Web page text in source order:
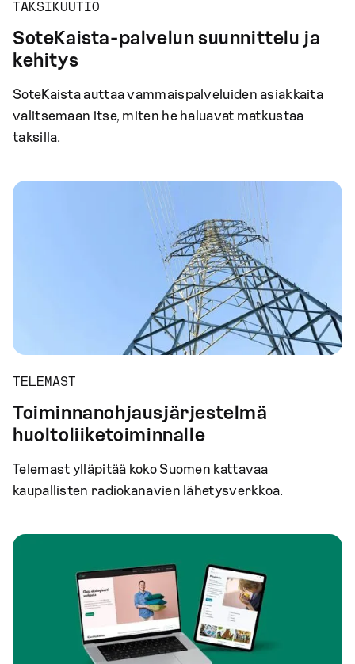
TAKSIKUUTIO
SoteKaista-palvelun suunnittelu ja
kehitys
SoteKaista auttaa vammaispalveluiden asiakkaita
valitsemaan itse, miten he haluavat matkustaa
taksilla.
TELEMAST
Toiminnanohjausjärjestelmä
huoltoliiketoiminnalle
Telemast ylläpitää koko Suomen kattavaa
kaupallisten radiokanavien lähetysverkkoa.